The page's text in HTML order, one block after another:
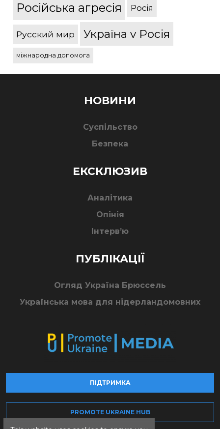
Російська агресія Росія
Русский мир Україна v Росія
міжнародна допомога
НОВИНИ
Суспільство
Безпека
ЕКСКЛЮЗИВ
Аналітика
Опінія
Інтерв’ю
ПУБЛІКАЦІЇ
Огляд Україна Брюссель
Українська мова для нідерландомовних
ПІДТРИМКА
PROMOTE UKRAINE HUB